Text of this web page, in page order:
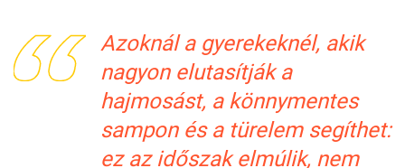
Azoknál a gyerekeknél, akik
nagyon elutasítják a
hajmosást, a könnymentes
sampon és a türelem segíthet:
ez az időszak elmúlik, nem